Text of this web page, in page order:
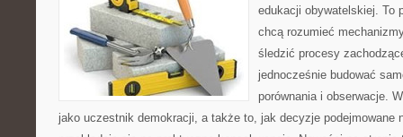
edukacji obywatelskiej. To
chcą rozumieć
śledzić procesy
jednocześnie budować
porównania i obserwacje.
jako uczestnik demokracji, a także to, jak decyzje podejmowane